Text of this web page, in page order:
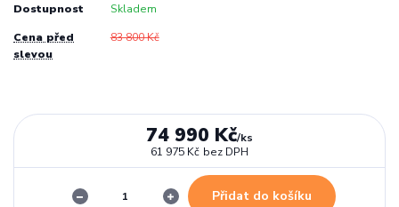
Dostupnost Skladem
Cena před
slevou
83 800 Kč
74 990 Kč/ks
61 975 Kč bez DPH
Přidat do košíku